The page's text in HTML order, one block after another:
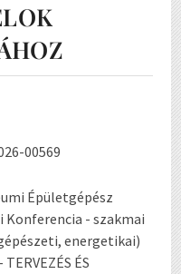
00569
Épületgépész
Konferencia - szakmai
energetikai)
ÉS